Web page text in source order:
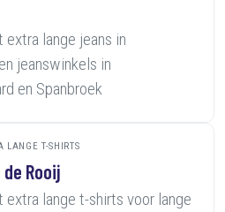
lange jeans in
jeanswinkels in
en Spanbroek
LANGE T-SHIRTS
Rooij
extra lange t-shirts voor lange